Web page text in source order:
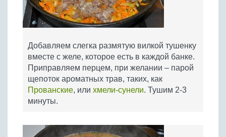
Добавляем слегка размятую вилкой тушенку
вместе с желе, которое есть в каждой банке.
Приправляем перцем, при желании – парой
щепоток ароматных трав, таких, как
Прованские, или хмели-сунели. Тушим 2-3
минуты.